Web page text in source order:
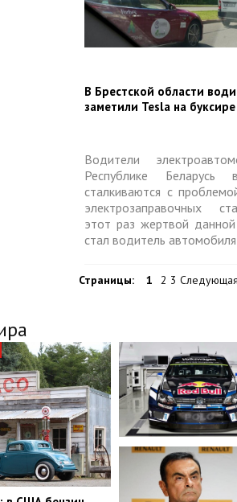
​В Брестской области
заметили Tesla на буксире
Водители
Республике Беларусь
сталкиваются с
электрозаправочных
этот раз жертвой
стал водитель
Страницы: 1 2 3